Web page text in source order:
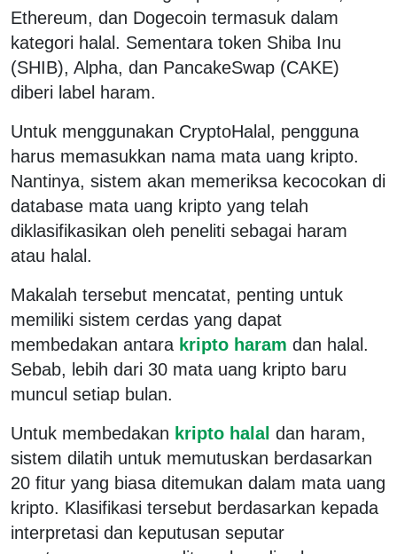
Ethereum, dan Dogecoin termasuk dalam
kategori halal. Sementara token Shiba Inu
(SHIB), Alpha, dan PancakeSwap (CAKE)
diberi label haram.
Untuk menggunakan CryptoHalal, pengguna
harus memasukkan nama mata uang kripto.
Nantinya, sistem akan memeriksa kecocokan di
database mata uang kripto yang telah
diklasifikasikan oleh peneliti sebagai haram
atau halal.
Makalah tersebut mencatat, penting untuk
memiliki sistem cerdas yang dapat
membedakan antara kripto haram dan halal.
Sebab, lebih dari 30 mata uang kripto baru
muncul setiap bulan.
Untuk membedakan kripto halal dan haram,
sistem dilatih untuk memutuskan berdasarkan
20 fitur yang biasa ditemukan dalam mata uang
kripto. Klasifikasi tersebut berdasarkan kepada
interpretasi dan keputusan seputar